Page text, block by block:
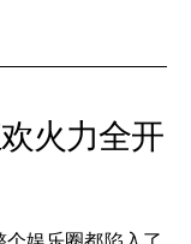
火力全开